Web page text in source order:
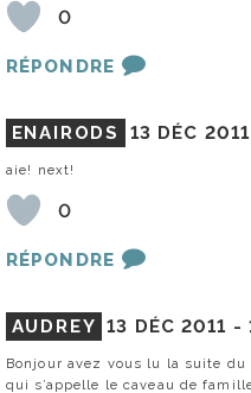
0
RÉPONDRE
ENAIRODS 13 DÉC
aie! next!
0
RÉPONDRE
AUDREY 13 DÉC 2011 -
Bonjour avez vous lu la suite du
qui s’appelle le caveau de